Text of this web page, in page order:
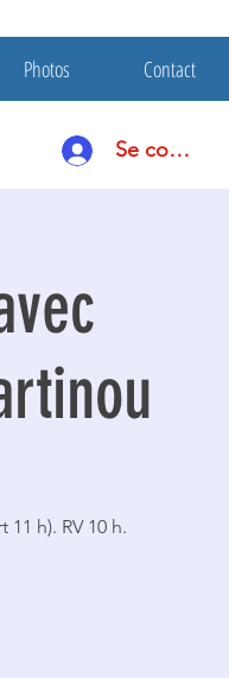
Photos Contact
Se connecter
h). RV 10 h.